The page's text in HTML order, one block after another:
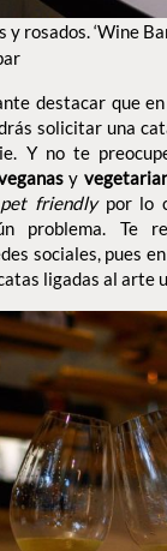
rosados. ‘Wine
destacar que
solicitar una
Y no te
y
pet friendlypor lo
problema. Te
sociales, pues
ligadas al arte